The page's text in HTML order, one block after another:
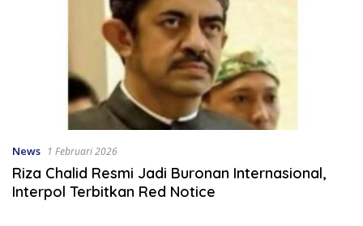
News 1 Februari 2026
Riza Chalid Resmi Jadi Buronan Internasional,
Interpol Terbitkan Red Notice